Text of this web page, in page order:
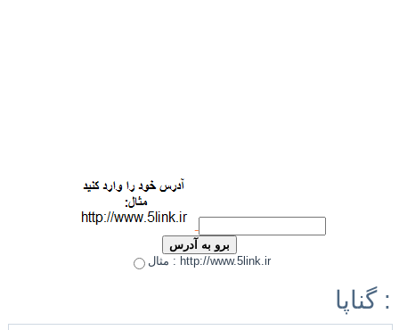
مثال : http://www.5link.ir
گناپا :